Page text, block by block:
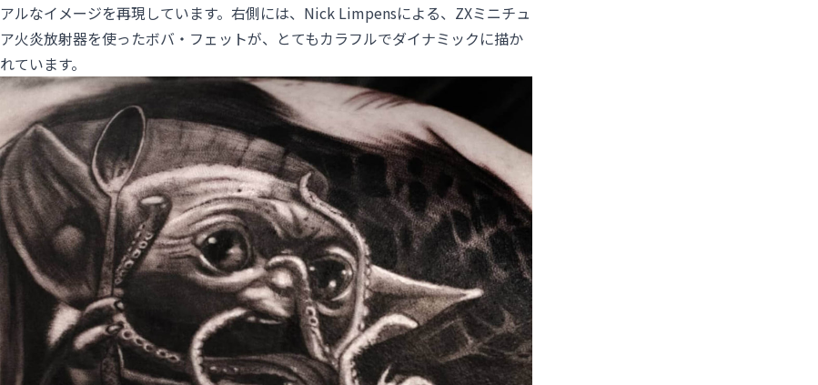
アルなイメージを再現しています。右側には、Nick Limpensによる、ZXミニチュ
ア火炎放射器を使ったボバ・フェットが、とてもカラフルでダイナミックに描か
れています。